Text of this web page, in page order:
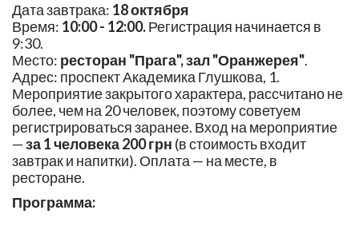
Дата завтрака: 18 октября
Время: 10:00 - 12:00.Регистрация начинается в
9:30.
Место: ресторан "Прага", зал "Оранжерея".
Адрес: проспект Академика Глушкова, 1.
Мероприятие закрытого характера, рассчитано не
более, чем на 20 человек, поэтому советуем
регистрироваться заранее. Вход на мероприятие
—за 1 человека 200 грн (в стоимость входит
завтрак и напитки). Оплата — на месте, в
ресторане.
Программа: